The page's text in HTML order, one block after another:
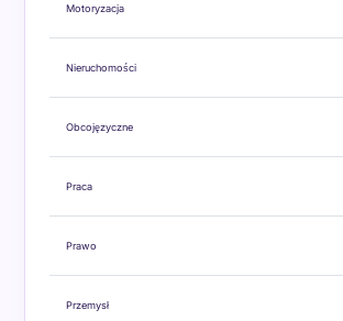
Motoryzacja
Nieruchomości
Obcojęzyczne
Praca
Prawo
Przemysł